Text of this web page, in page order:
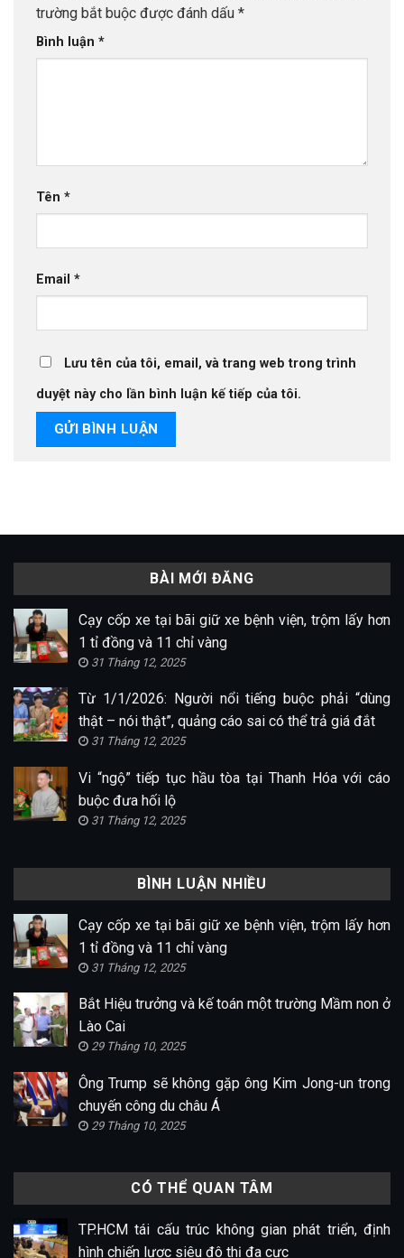
trường bắt buộc được đánh dấu *
Bình luận *
Tên *
Email *
Lưu tên của tôi, email, và trang web trong trình
duyệt này cho lần bình luận kế tiếp của tôi.
BÀI MỚI ĐĂNG
Cạy cốp xe tại bãi giữ xe bệnh viện, trộm lấy hơn
1 tỉ đồng và 11 chỉ vàng
31 Tháng 12, 2025
Từ 1/1/2026: Người nổi tiếng buộc phải “dùng
thật – nói thật”, quảng cáo sai có thể trả giá đắt
31 Tháng 12, 2025
Vi “ngộ” tiếp tục hầu tòa tại Thanh Hóa với cáo
buộc đưa hối lộ
31 Tháng 12, 2025
BÌNH LUẬN NHIỀU
Cạy cốp xe tại bãi giữ xe bệnh viện, trộm lấy hơn
1 tỉ đồng và 11 chỉ vàng
31 Tháng 12, 2025
Bắt Hiệu trưởng và kế toán một trường Mầm non ở
Lào Cai
29 Tháng 10, 2025
Ông Trump sẽ không gặp ông Kim Jong-un trong
chuyến công du châu Á
29 Tháng 10, 2025
CÓ THỂ QUAN TÂM
TP.HCM tái cấu trúc không gian phát triển, định
hình chiến lược siêu đô thị đa cực